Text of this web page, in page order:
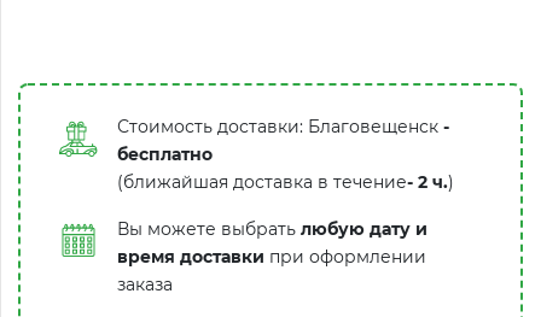
Стоимость доставки: Благовещенск -
бесплатно
(ближайшая доставка в течение- 2 ч.)
Вы можете выбрать любую дату и
время доставки при оформлении
заказа